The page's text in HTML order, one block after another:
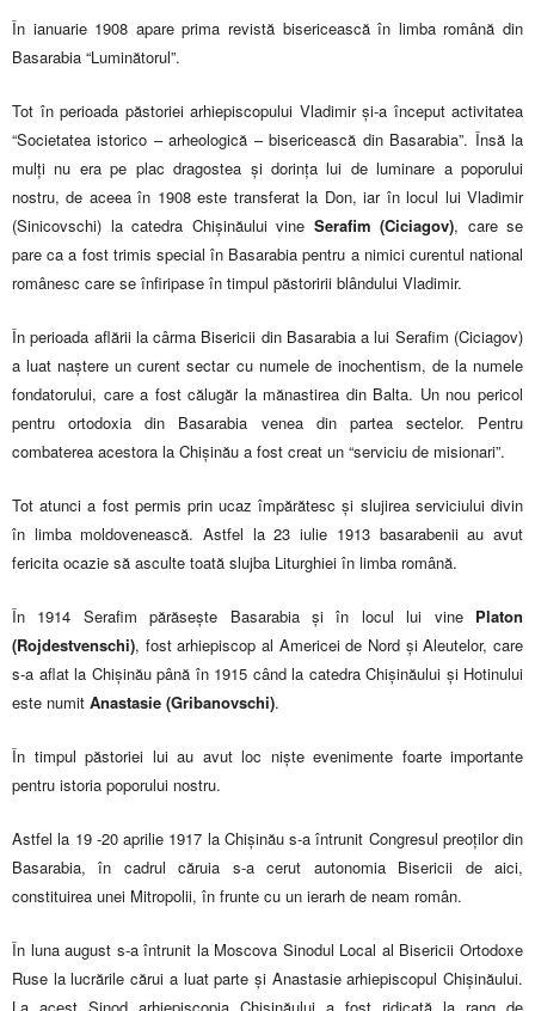
În ianuarie 1908 apare prima revistă bisericească în limba română din
Basarabia “Luminătorul”.
Tot în perioada păstoriei arhiepiscopului Vladimir și-a început activitatea
“Societatea istorico – arheologică – bisericească din Basarabia”. Însă la
mulți nu era pe plac dragostea și dorința lui de luminare a poporului
nostru, de aceea în 1908 este transferat la Don, iar în locul lui Vladimir
(Sinicovschi) la catedra Chișinăului vine Serafim (Ciciagov), care se
pare ca a fost trimis special în Basarabia pentru a nimici curentul national
românesc care se înfiripase în timpul păstoririi blândului Vladimir.
În perioada aflării la cârma Bisericii din Basarabia a lui Serafim (Ciciagov)
a luat naștere un curent sectar cu numele de inochentism, de la numele
fondatorului, care a fost călugăr la mănastirea din Balta. Un nou pericol
pentru ortodoxia din Basarabia venea din partea sectelor. Pentru
combaterea acestora la Chișinău a fost creat un “serviciu de misionari”.
Tot atunci a fost permis prin ucaz împărătesc și slujirea serviciului divin
în limba moldovenească. Astfel la 23 iulie 1913 basarabenii au avut
fericita ocazie să asculte toată slujba Liturghiei în limba română.
În 1914 Serafim părăsește Basarabia și în locul lui vine Platon
(Rojdestvenschi), fost arhiepiscop al Americei de Nord și Aleutelor, care
s-a aflat la Chișinău până în 1915 când la catedra Chișinăului și Hotinului
este numit Anastasie (Gribanovschi).
În timpul păstoriei lui au avut loc niște evenimente foarte importante
pentru istoria poporului nostru.
Astfel la 19 -20 aprilie 1917 la Chișinău s-a întrunit Congresul preoților din
Basarabia, în cadrul căruia s-a cerut autonomia Bisericii de aici,
constituirea unei Mitropolii, în frunte cu un ierarh de neam român.
În luna august s-a întrunit la Moscova Sinodul Local al Bisericii Ortodoxe
Ruse la lucrările cărui a luat parte și Anastasie arhiepiscopul Chișinăului.
La acest Sinod arhiepiscopia Chișinăului a fost ridicată la rang de